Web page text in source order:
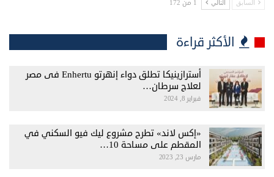
السابق التالي 1 من 172
الأكثر قراءة
أسترازينيكا تطلق دواء إنهرتو Enhertu فى مصر
لعلاج سرطان…
فبراير 8, 2024
«إكس لاند» تطرح مشروع ليك فيو السكني في
المقطم على مساحة 10…
مارس 23, 2023